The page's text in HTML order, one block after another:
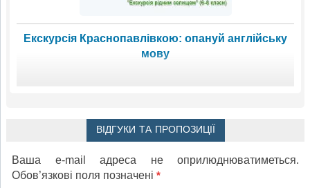
Екскурсія Краснопавлівкою: опануй англійську
мову
ВІДГУКИ ТА ПРОПОЗИЦІЇ
Ваша e-mail адреса не оприлюднюватиметься.
Обов’язкові поля позначені *